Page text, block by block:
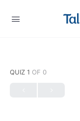
QUIZ 1 OF 0